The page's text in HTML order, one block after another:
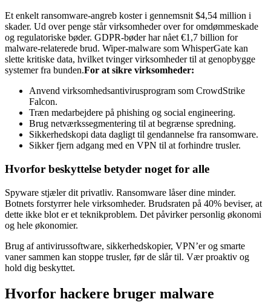
Et enkelt ransomware-angreb koster i gennemsnit $4,54 million i
skader. Ud over penge står virksomheder over for omdømmeskade
og regulatoriske bøder. GDPR-bøder har nået €1,7 billion for
malware-relaterede brud. Wiper-malware som WhisperGate kan
slette kritiske data, hvilket tvinger virksomheder til at genopbygge
systemer fra bunden.For at sikre virksomheder:
Anvend virksomhedsantivirusprogram som CrowdStrike
Falcon.
Træn medarbejdere på phishing og social engineering.
Brug netværkssegmentering til at begrænse spredning.
Sikkerhedskopi data dagligt til gendannelse fra ransomware.
Sikker fjern adgang med en VPN til at forhindre trusler.
Hvorfor beskyttelse betyder noget for alle
Spyware stjæler dit privatliv. Ransomware låser dine minder.
Botnets forstyrrer hele virksomheder. Brudsraten på 40% beviser, at
dette ikke blot er et teknikproblem. Det påvirker personlig økonomi
og hele økonomier.
Brug af antivirussoftware, sikkerhedskopier, VPN’er og smarte
vaner sammen kan stoppe trusler, før de slår til. Vær proaktiv og
hold dig beskyttet.
Hvorfor hackere bruger malware